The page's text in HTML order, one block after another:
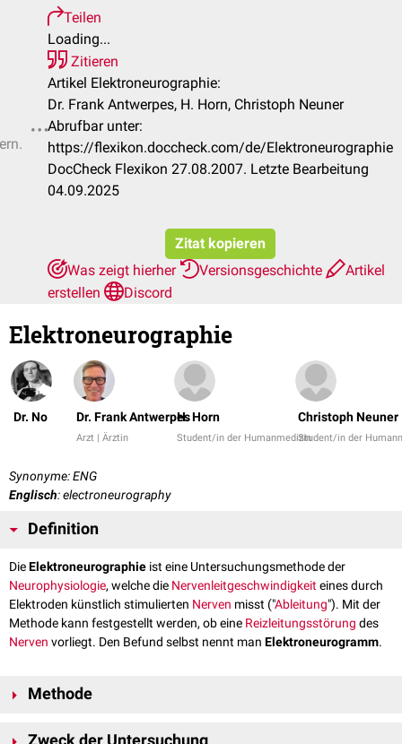
Teilen
Loading...
Zitieren
Artikel Elektroneurographie:
Dr. Frank Antwerpes, H. Horn, Christoph Neuner
Abrufbar unter:
https://flexikon.doccheck.com/de/Elektroneurographie
DocCheck Flexikon 27.08.2007. Letzte Bearbeitung
04.09.2025
Zitat kopieren
Was zeigt hierher
Versionsgeschichte
Artikel
erstellen
Discord
Elektroneurographie
Dr. No Dr. Frank Antwerpes
Arzt | Ärztin
H. Horn
Student/in der Humanmedizin
Christoph Neuner
Student/in der
Synonyme: ENG
Englisch: electroneurography
Definition
DieElektroneurographie ist eine Untersuchungsmethode der
Neurophysiologie, welche die Nervenleitgeschwindigkeiteines durch
Elektroden künstlich stimulierten Nerven misst ("Ableitung"). Mit der
Methode kann festgestellt werden, ob eine Reizleitungsstörung des
Nerven vorliegt. Den Befund selbst nennt man Elektroneurogramm.
Methode
Grundlagen